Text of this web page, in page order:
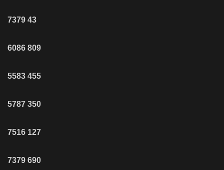
7379 43
6086 809
5583 455
5787 350
7516 127
7379 690